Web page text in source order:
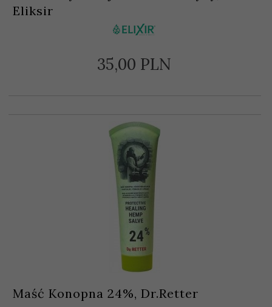
Eliksir
35,00 PLN
Maść Konopna 24%, Dr.Retter